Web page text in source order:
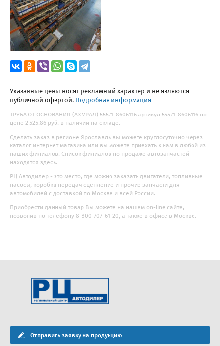
Указанные цены носят рекламный характер и не являются
публичной офертой. Подробная информация
ТРУБА ОТ ОСНОВАНИЯ (АЗ УРАЛ) 55571-8606116 артикул 55571-8606116 по
цене 2 525.86 руб. в наличии на складе.
Сделать заказ в регионе Ярославль вы можете круглосуточно через
каталог интернет магазина или вы можете приехать к нам в любой из
наших филиалов. Список филиалов по продаже автозапчастей
находятся здесь.
РЦ Автодилер - это место, где можно заказать двигатели, топливные
насосы, коробки передач сцепление и прочие запчасти для
автомобилей с доставкой по Москве и всей России.
Приобрести данный товар Вы можете на нашем on-line сайте,
позвонив по телефону 8-800-707-61-20, а также в офисе в Москве.
Отправить заявку на продукцию